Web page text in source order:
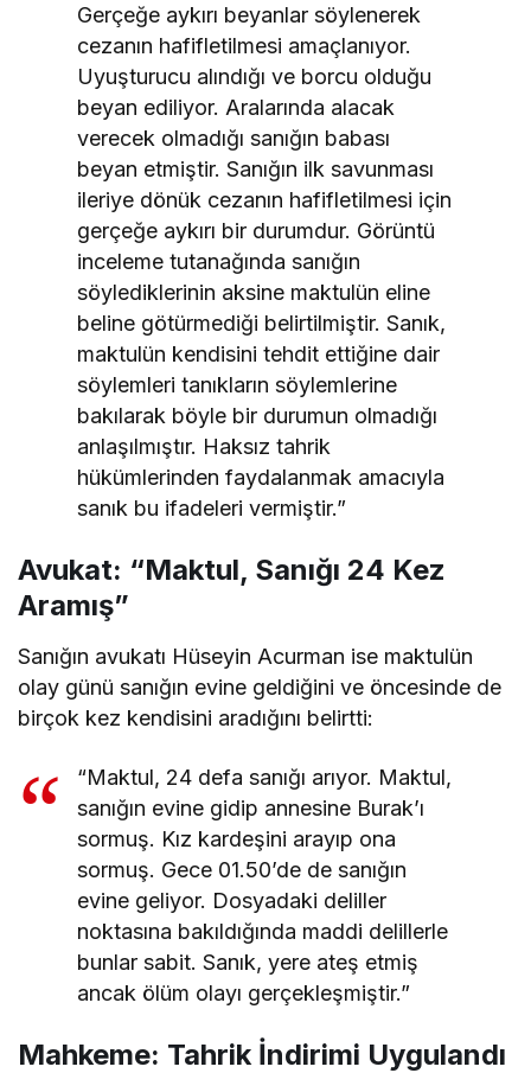
Gerçeğe aykırı beyanlar söylenerek
cezanın hafifletilmesi amaçlanıyor.
Uyuşturucu alındığı ve borcu olduğu
beyan ediliyor. Aralarında alacak
verecek olmadığı sanığın babası
beyan etmiştir. Sanığın ilk savunması
ileriye dönük cezanın hafifletilmesi için
gerçeğe aykırı bir durumdur. Görüntü
inceleme tutanağında sanığın
söylediklerinin aksine maktulün eline
beline götürmediği belirtilmiştir. Sanık,
maktulün kendisini tehdit ettiğine dair
söylemleri tanıkların söylemlerine
bakılarak böyle bir durumun olmadığı
anlaşılmıştır. Haksız tahrik
hükümlerinden faydalanmak amacıyla
sanık bu ifadeleri vermiştir.”
Avukat: “Maktul, Sanığı 24 Kez
Aramış”
Sanığın avukatı Hüseyin Acurman ise maktulün
olay günü sanığın evine geldiğini ve öncesinde de
birçok kez kendisini aradığını belirtti:
“Maktul, 24 defa sanığı arıyor. Maktul,
sanığın evine gidip annesine Burak’ı
sormuş. Kız kardeşini arayıp ona
sormuş. Gece 01.50’de de sanığın
evine geliyor. Dosyadaki deliller
noktasına bakıldığında maddi delillerle
bunlar sabit. Sanık, yere ateş etmiş
ancak ölüm olayı gerçekleşmiştir.”
Mahkeme: Tahrik İndirimi Uygulandı